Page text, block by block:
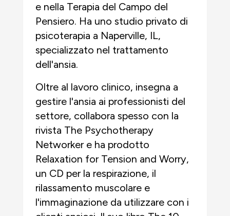
e nella Terapia del Campo del
Pensiero. Ha uno studio privato di
psicoterapia a Naperville, IL,
specializzato nel trattamento
dell'ansia.
Oltre al lavoro clinico, insegna a
gestire l'ansia ai professionisti del
settore, collabora spesso con la
rivista The Psychotherapy
Networker e ha prodotto
Relaxation for Tension and Worry,
un CD per la respirazione, il
rilassamento muscolare e
l'immaginazione da utilizzare con i